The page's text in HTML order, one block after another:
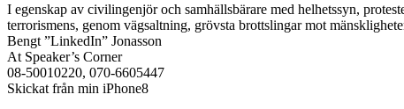
I egenskap av civilingenjör och samhällsbärare med helhetssyn,
terrorismens, genom vägsaltning, grövsta brottslingar mot
Bengt ”LinkedIn” Jonasson
At Speaker’s Corner
08-50010220, 070-6605447
Skickat från min iPhone8